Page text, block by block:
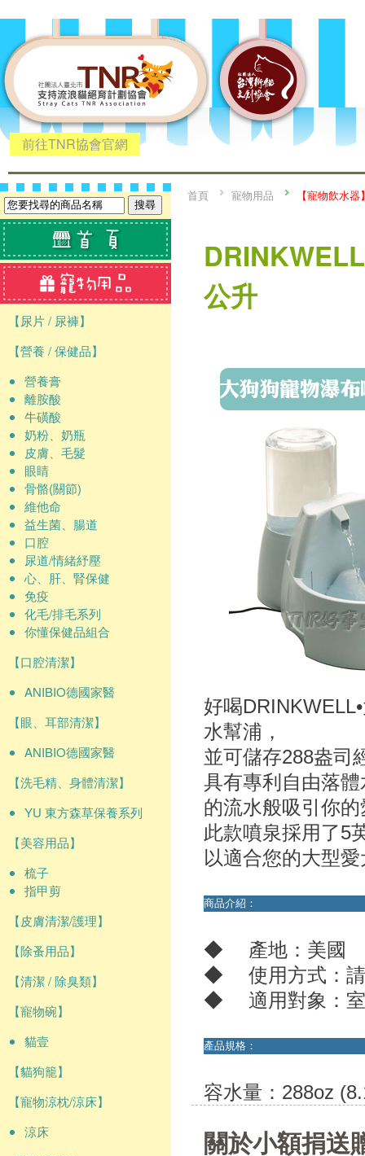
前往TNR協會官網
【尿片 / 尿褲】
【營養 / 保健品】
營養膏
離胺酸
牛磺酸
奶粉、奶瓶
皮膚、毛髮
眼睛
骨骼(關節)
維他命
益生菌、腸道
口腔
尿道/情緒紓壓
心、肝、腎保健
免疫
化毛/排毛系列
你懂保健品組合
【口腔清潔】
ANIBIO德國家醫
【眼、耳部清潔】
ANIBIO德國家醫
【洗毛精、身體清潔】
YU 東方森草保養系列
【美容用品】
梳子
指甲剪
【皮膚清潔/護理】
【除蚤用品】
【清潔 / 除臭類】
【寵物碗】
貓壹
【貓狗籠】
【寵物涼枕/涼床】
涼床
首頁 寵物用品 【寵物飲水器
公升
好喝
水幫浦，
並可儲存288盎司
具有專利自由落
的流水般吸引你
此款噴泉採用了5
以適合您的大型
商品介紹：
◆ 產地：美國
◆ 使用方式：請
◆ 適用對象：
產品規格：
容水量：288oz
關於小額捐送